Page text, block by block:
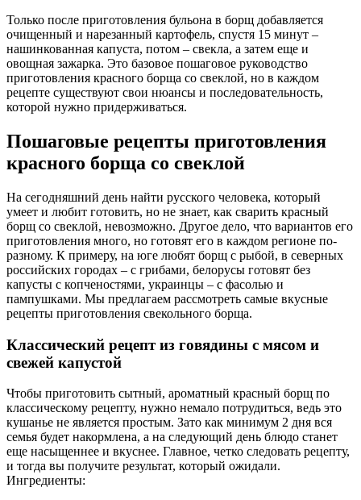
Только после приготовления бульона в борщ добавляется
очищенный и нарезанный картофель, спустя 15 минут –
нашинкованная капуста, потом – свекла, а затем еще и
овощная зажарка. Это базовое пошаговое руководство
приготовления красного борща со свеклой, но в каждом
рецепте существуют свои нюансы и последовательность,
которой нужно придерживаться.
Пошаговые рецепты приготовления
красного борща со свеклой
На сегодняшний день найти русского человека, который
умеет и любит готовить, но не знает, как сварить красный
борщ со свеклой, невозможно. Другое дело, что вариантов его
приготовления много, но готовят его в каждом регионе по-
разному. К примеру, на юге любят борщ с рыбой, в северных
российских городах – с грибами, белорусы готовят без
капусты с копченостями, украинцы – с фасолью и
пампушками. Мы предлагаем рассмотреть самые вкусные
рецепты приготовления свекольного борща.
Классический рецепт из говядины с мясом и
свежей капустой
Чтобы приготовить сытный, ароматный красный борщ по
классическому рецепту, нужно немало потрудиться, ведь это
кушанье не является простым. Зато как минимум 2 дня вся
семья будет накормлена, а на следующий день блюдо станет
еще насыщеннее и вкуснее. Главное, четко следовать рецепту,
и тогда вы получите результат, который ожидали.
Ингредиенты: